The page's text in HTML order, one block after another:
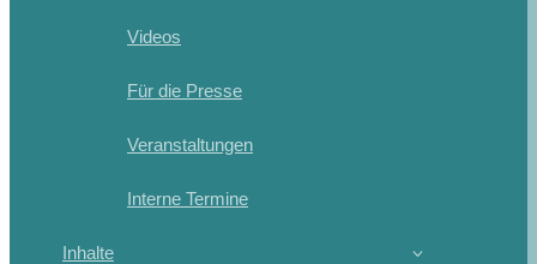
Videos
Für die Presse
Veranstaltungen
Interne Termine
Inhalte